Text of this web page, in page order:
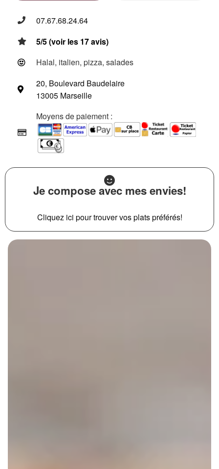
07.67.68.24.64
5/5 (voir les 17 avis)
Halal, italien, pizza, salades
20, Boulevard Baudelaire
13005 Marseille
Moyens de paiement :
Je compose avec mes envies!
Cliquez ici pour trouver vos plats préférés!